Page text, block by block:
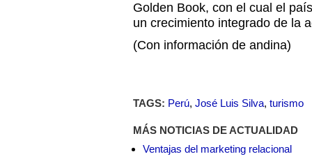
Golden Book, con el cual el
un crecimiento integrado de la
(Con información de andina)
TAGS: Perú, José Luis Silva, turismo
MÁS NOTICIAS DE ACTUALIDAD
Ventajas del marketing relacional